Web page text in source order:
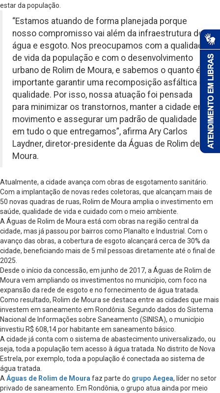
estar da população.
“Estamos atuando de forma planejada porque
nosso compromisso vai além da infraestrutura de
água e esgoto. Nos preocupamos com a qualidade
de vida da população e com o desenvolvimento
urbano de Rolim de Moura, e sabemos o quanto é
importante garantir uma recomposição asfáltica de
qualidade. Por isso, nossa atuação foi pensada
para minimizar os transtornos, manter a cidade em
movimento e assegurar um padrão de qualidade
em tudo o que entregamos”, afirma Ary Carlos
Laydner, diretor-presidente da Águas de Rolim de
Moura.
Atualmente, a cidade avança com obras de esgotamento sanitário.
Com a implantação de novas redes coletoras, que alcançam mais de
50 novas quadras de ruas, Rolim de Moura amplia o investimento em
saúde, qualidade de vida e cuidado com o meio ambiente.
A Águas de Rolim de Moura está com obras na região central da
cidade, mas já passou por bairros como Planalto e Industrial. Com o
avanço das obras, a cobertura de esgoto alcançará cerca de 30% da
cidade, beneficiando mais de 5 mil pessoas diretamente até o final de
2025.
Desde o início da concessão, em junho de 2017, a Águas de Rolim de
Moura vem ampliando os investimentos no município, com foco na
expansão da rede de esgoto e no fornecimento de água tratada.
Como resultado, Rolim de Moura se destaca entre as cidades que mais
investem em saneamento em Rondônia. Segundo dados do Sistema
Nacional de Informações sobre Saneamento (SINISA), o município
investiu R$ 608,14 por habitante em saneamento básico.
A cidade já conta com o sistema de abastecimento universalizado, ou
seja, toda a população tem acesso à água tratada. No distrito de Nova
Estrela, por exemplo, toda a população é conectada ao sistema de
água tratada.
A Águas de Rolim de Moura faz parte do grupo Aegea, líder no setor
privado de saneamento. Em Rondônia, o grupo atua ainda por meio